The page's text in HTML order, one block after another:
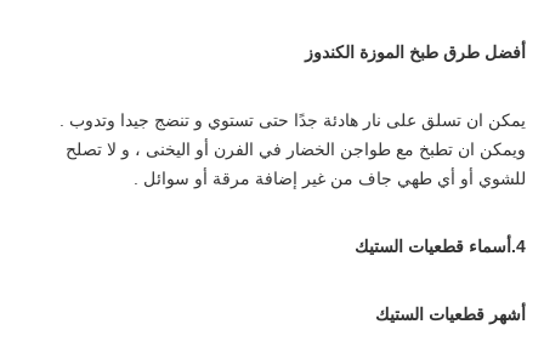
أفضل طرق طبخ الموزة الكندوز
يمكن ان تسلق على نار هادئة جدًا حتى تستوي و تنضج جيدا وتدوب .
ويمكن ان تطبخ مع طواجن الخضار في الفرن أو اليخنى ، و لا تصلح
للشوي أو أي طهي جاف من غير إضافة مرقة أو سوائل .
4.أسماء قطعيات الستيك
أشهر قطعيات الستيك